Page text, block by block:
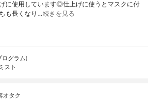
に使用しています◎仕上げに使うとマスクに付
も長くなり…続きを見る
グラム)
スト
オタク